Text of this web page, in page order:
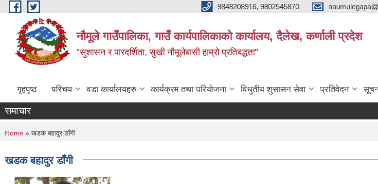
Skip to main content 9848208916, 9802545870
नौमूले गाउँपालिका, गाउँ कार्यपालिकाको कार्यालय, दैलेख, कर्णाली प्रदेश
"सुशासन र पारदर्शिता, सुखी नौमूलेबासी हाम्रो प्रतिबद्धता"
गृहपृष्ठ परिचय वडा कार्यालयहरु कार्यक्रम तथा परियोजना विधुतीय शुसासन सेवा प्रतिवेदन
समाचार
You are here
Home » खडक बहादुर डाँगी
खडक बहादुर डाँगी